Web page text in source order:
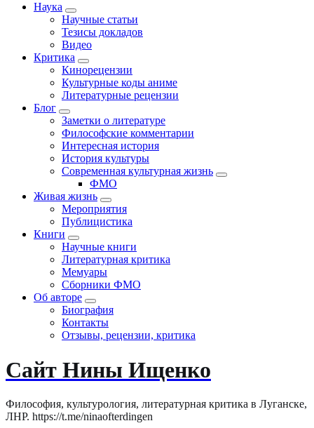
Наука
Научные статьи
Тезисы докладов
Видео
Критика
Кинорецензии
Культурные коды аниме
Литературные рецензии
Блог
Заметки о литературе
Философские комментарии
Интересная история
История культуры
Современная культурная жизнь
ФМО
Живая жизнь
Мероприятия
Публицистика
Книги
Научные книги
Литературная критика
Мемуары
Сборники ФМО
Об авторе
Биография
Контакты
Отзывы, рецензии, критика
Сайт Нины Ищенко
Философия, культурология, литературная критика в Луганске,
ЛНР. https://t.me/ninaofterdingen